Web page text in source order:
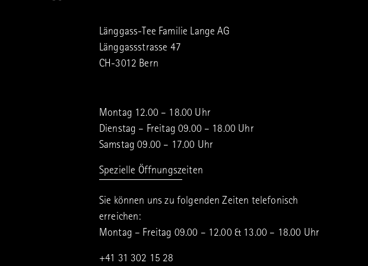
Länggass-Tee Familie Lange AG
Länggassstrasse 47
CH-3012 Bern
Montag 12.00 – 18.00 Uhr
Dienstag – Freitag 09.00 – 18.00 Uhr
Samstag 09.00 – 17.00 Uhr
Spezielle Öffnungszeiten
Sie können uns zu folgenden Zeiten telefonisch
erreichen:
Montag – Freitag 09.00 – 12.00 & 13.00 – 18.00 Uhr
+41 31 302 15 28